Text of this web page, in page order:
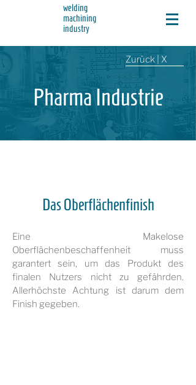
welding
machining
industry
Zurück | X
Pharma Industrie
Das Oberflächenfinish
Eine Makelose
Oberflächenbeschaffenheit muss
garantert sein, um das Produkt des
finalen Nutzers nicht zu gefährden.
Allerhöchste Achtung ist darum dem
Finish gegeben.